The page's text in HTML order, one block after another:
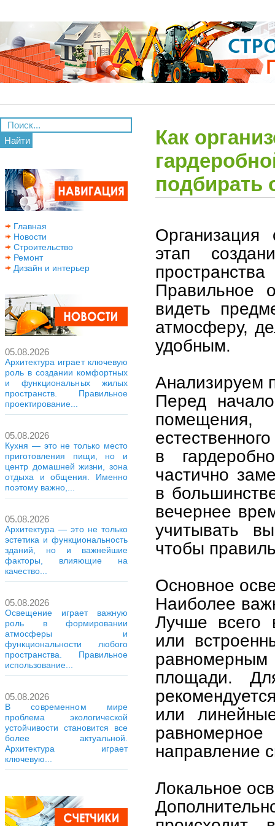
Найти
Главная
Новости
Строительство
Ремонт
Дизайн и интерьер
05.08.2026
Архитектура играет ключевую
роль в создании комфортных
и функциональных жилых
пространств. Правильное
проектирование...
05.08.2026
Кухня — это не только место
приготовления пищи, но и
центр домашней жизни, зона
отдыха и общения. Именно
поэтому важно,...
05.08.2026
Архитектура — это не только
эстетика и функциональность
зданий, но и важнейшие
факторы, влияющие на
качество...
05.08.2026
Освещение играет важную
роль в формировании
атмосферы и
функциональности любого
пространства. Правильное
использование...
05.08.2026
В современном мире
проблема экологической
устойчивости становится все
более актуальной.
Архитектура играет
ключевую...
Как
подбирать
этап
Правильное
видеть
атмосферу,
удобным.
Анализируем
Перед
в
частично
в
вечернее
учитывать
чтобы
Основное
Наиболее
Лучше всего
или
площади.
или
равномерное
направление
Локальное